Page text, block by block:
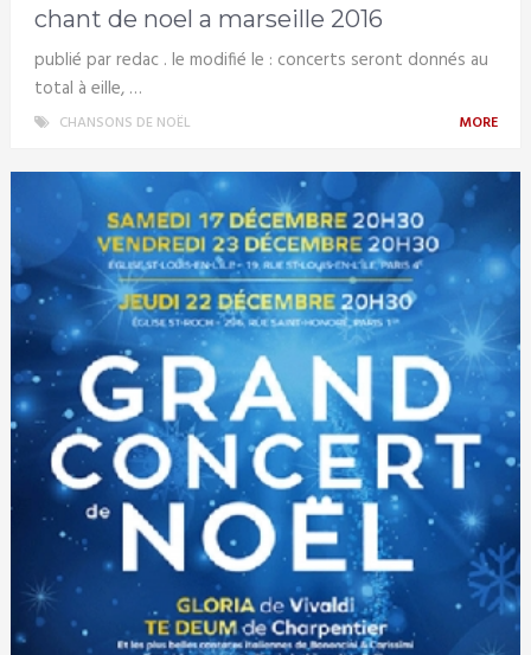
chant de noel a marseille 2016
publié par redac . le modifié le : concerts seront donnés au
total à eille, …
CHANSONS DE NOËL MORE